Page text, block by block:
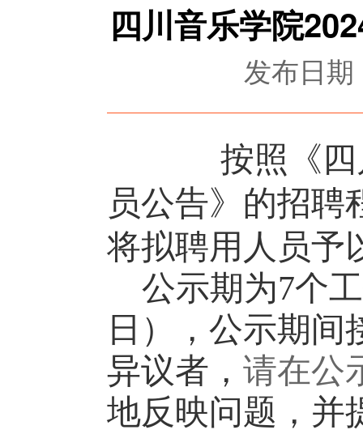
四川音乐学院
发布日
按照《
员公告》的招聘
将拟聘用人员予
公示期为7个
日），公示期间
异议者， 请在公
地反映问题，并